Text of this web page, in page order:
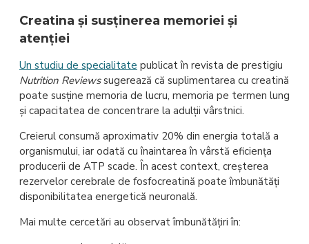
Creatina și susținerea memoriei și
atenției
Un studiu de specialitate publicat în revista de prestigiu
Nutrition Reviewssugerează că suplimentarea cu creatină
poate susține memoria de lucru, memoria pe termen lung
și capacitatea de concentrare la adulții vârstnici.
Creierul consumă aproximativ 20% din energia totală a
organismului, iar odată cu înaintarea în vârstă eficiența
producerii de ATP scade. În acest context, creșterea
rezervelor cerebrale de fosfocreatină poate îmbunătăți
disponibilitatea energetică neuronală.
Mai multe cercetări au observat îmbunătățiri în: